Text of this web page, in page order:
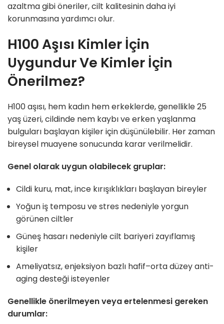
azaltma gibi öneriler, cilt kalitesinin daha iyi
korunmasına yardımcı olur.
H100 Aşısı Kimler İçin
Uygundur Ve Kimler İçin
Önerilmez?
H100 aşısı, hem kadın hem erkeklerde, genellikle 25
yaş üzeri, cildinde nem kaybı ve erken yaşlanma
bulguları başlayan kişiler için düşünülebilir. Her zaman
bireysel muayene sonucunda karar verilmelidir.
Genel olarak uygun olabilecek gruplar:
Cildi kuru, mat, ince kırışıklıkları başlayan bireyler
Yoğun iş temposu ve stres nedeniyle yorgun
görünen ciltler
Güneş hasarı nedeniyle cilt bariyeri zayıflamış
kişiler
Ameliyatsız, enjeksiyon bazlı hafif–orta düzey anti-
aging desteği isteyenler
Genellikle önerilmeyen veya ertelenmesi gereken
durumlar: